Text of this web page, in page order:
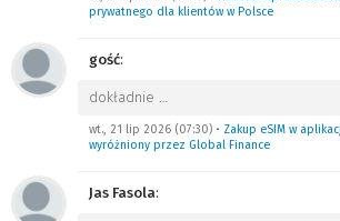
prywatnego dla klientów w Polsce
gość:
dokładnie …
wt., 21 lip 2026 (07:30) • Zakup eSIM w
wyróżniony przez Global Finance
Jas Fasola: